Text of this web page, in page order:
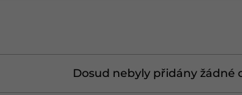
Dosud nebyly přidány žádné